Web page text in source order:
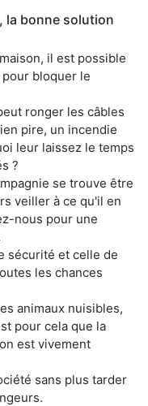
la bonne solution
il est possible
bloquer le
ronger les câbles
pire, un incendie
leur laissez le temps
?
se trouve être
veiller à ce qu'il en
nous pour une
sécurité et celle de
les chances
animaux nuisibles,
pour cela que la
est vivement
sans plus tarder